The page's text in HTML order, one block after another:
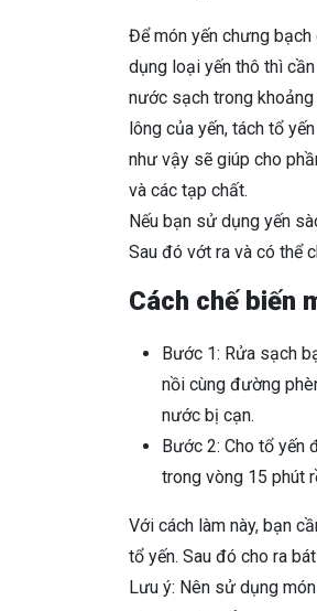
Để món yến chưng
dụng loại yến thô thì
nước sạch trong
lông của yến, tách tổ
như vậy sẽ giúp cho
và các tạp chất.
Nếu bạn sử dụng yến
Sau đó vớt ra và có thể
Cách chế biến
Bước 1: Rửa sạch
nồi cùng đường
nước bị cạn.
Bước 2: Cho tổ yến
trong vòng 15 phút
Với cách làm này, bạn
tổ yến. Sau đó cho ra
Lưu ý: Nên sử dụng